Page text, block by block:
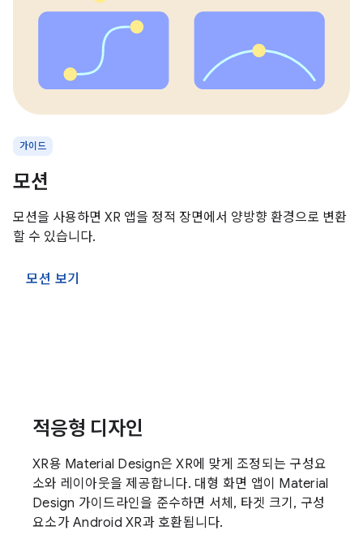
가이드
모션
모션을 사용하면 XR 앱을 정적 장면에서 양방향 환경으로 변환
할 수 있습니다.
모션 보기
적응형 디자인
XR용 Material Design은 XR에 맞게 조정되는 구성요
소와 레이아웃을 제공합니다. 대형 화면 앱이 Material
Design 가이드라인을 준수하면 서체, 타겟 크기, 구성
요소가 Android XR과 호환됩니다.